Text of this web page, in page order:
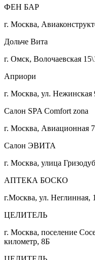
ФЕН БАР
г. Москва,
Дольче Вита
г. Омск, Волочаевская
Априори
г. Москва, ул. Нежинская
Салон SPA Comfort zona
г. Москва, Авиационная
Салон ЭВИТА
г. Москва, улица
АПТЕКА БОСКО
г.Москва, ул. Неглинная,
ЦЕЛИТЕЛЬ
г. Москва, поселение
километр, 8Б